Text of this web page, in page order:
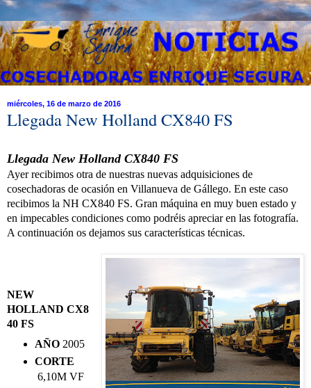
miércoles, 16 de marzo de 2016
Llegada New Holland CX840 FS
Llegada New Holland CX840 FS
Ayer recibimos otra de nuestras nuevas adquisiciones de
cosechadoras de ocasión en Villanueva de Gállego. En este caso
recibimos la NH CX840 FS. Gran máquina en muy buen estado y
en impecables condiciones como podréis apreciar en las fotografía.
A continuación os dejamos sus características técnicas.
NEW
HOLLAND CX8
40 FS
AÑO 2005
CORTE
6,10M VF